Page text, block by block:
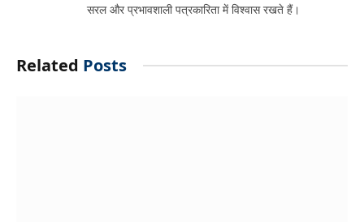
सरल और प्रभावशाली पत्रकारिता में विश्वास रखते हैं।
Related Posts